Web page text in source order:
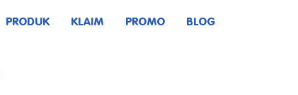
PRODUK KLAIM PROMO BLOG